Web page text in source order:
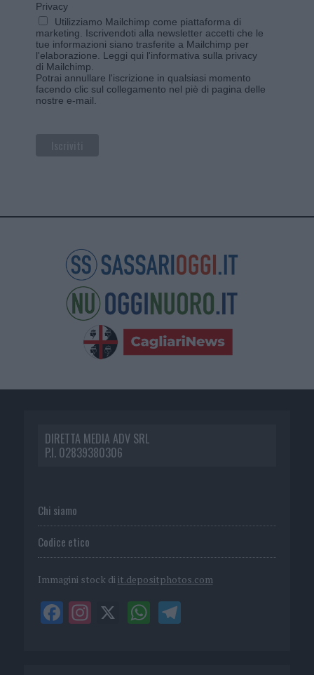
Privacy
Utilizziamo Mailchimp come piattaforma di
marketing. Iscrivendoti alla newsletter accetti che le
tue informazioni siano trasferite a Mailchimp per
l'elaborazione. Leggi qui l'informativa sulla privacy
di Mailchimp
Potrai annullare l'iscrizione in qualsiasi momento
facendo clic sul collegamento nel piè di pagina delle
nostre e-mail.
DIRETTA MEDIA ADV SRL
P.I. 02839380306
Chi siamo
Codice etico
Immagini stock di it.depositphotos.com